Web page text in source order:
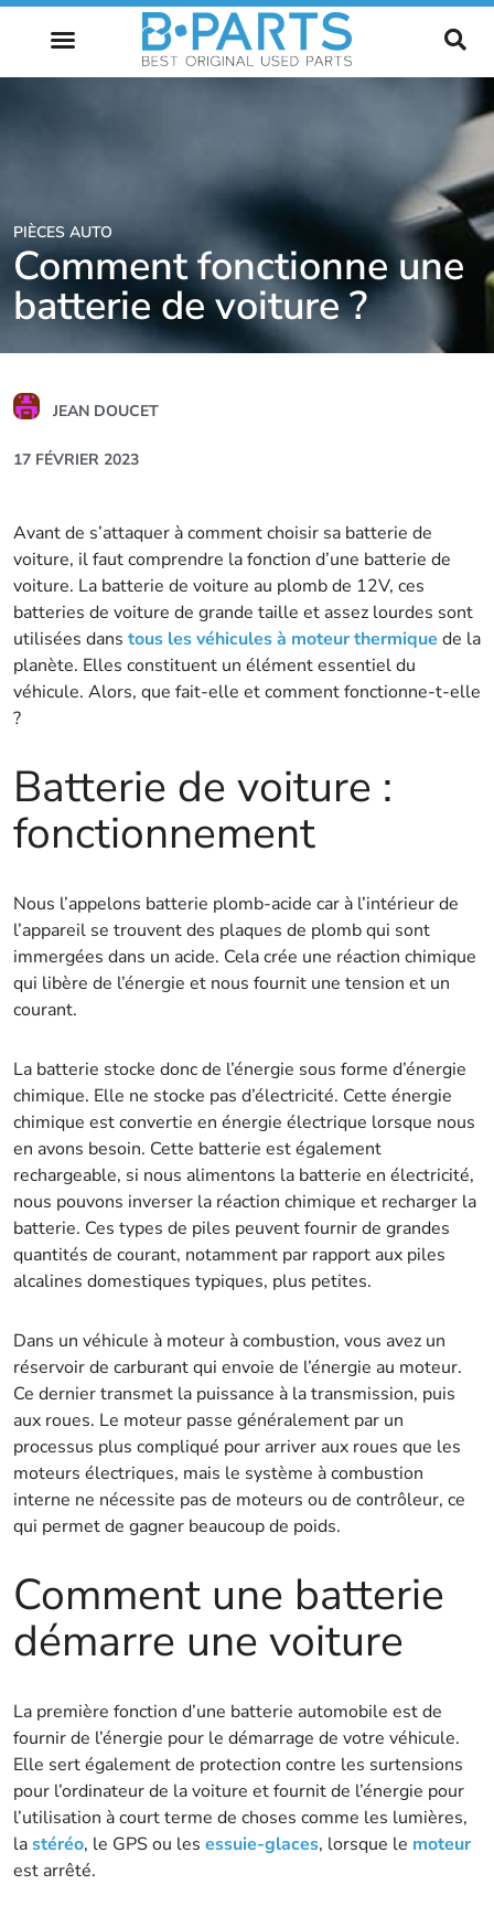
PIÈCES AUTO
Comment fonctionne une
batterie de voiture ?
JEAN DOUCET
17 FÉVRIER 2023
Avant de s’attaquer à comment choisir sa batterie de
voiture, il faut comprendre la fonction d’une batterie de
voiture. La batterie de voiture au plomb de 12V, ces
batteries de voiture de grande taille et assez lourdes sont
utilisées dans tous les véhicules à moteur thermique de la
planète. Elles constituent un élément essentiel du
véhicule. Alors, que fait-elle et comment fonctionne-t-elle
?
Batterie de voiture :
fonctionnement
Nous l’appelons batterie plomb-acide car à l’intérieur de
l’appareil se trouvent des plaques de plomb qui sont
immergées dans un acide. Cela crée une réaction chimique
qui libère de l’énergie et nous fournit une tension et un
courant.
La batterie stocke donc de l’énergie sous forme d’énergie
chimique. Elle ne stocke pas d’électricité. Cette énergie
chimique est convertie en énergie électrique lorsque nous
en avons besoin. Cette batterie est également
rechargeable, si nous alimentons la batterie en électricité,
nous pouvons inverser la réaction chimique et recharger la
batterie. Ces types de piles peuvent fournir de grandes
quantités de courant, notamment par rapport aux piles
alcalines domestiques typiques, plus petites.
Dans un véhicule à moteur à combustion, vous avez un
réservoir de carburant qui envoie de l’énergie au moteur.
Ce dernier transmet la puissance à la transmission, puis
aux roues. Le moteur passe généralement par un
processus plus compliqué pour arriver aux roues que les
moteurs électriques, mais le système à combustion
interne ne nécessite pas de moteurs ou de contrôleur, ce
qui permet de gagner beaucoup de poids.
Comment une batterie
démarre une voiture
La première fonction d’une batterie automobile est de
fournir de l’énergie pour le démarrage de votre véhicule.
Elle sert également de protection contre les surtensions
pour l’ordinateur de la voiture et fournit de l’énergie pour
l’utilisation à court terme de choses comme les lumières,
lastéréo, le GPS ou les essuie-glaces, lorsque le moteur
est arrêté.